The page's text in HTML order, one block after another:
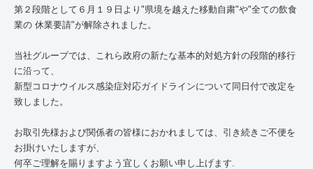
第２段階として６月１９日より"県境を越えた移動自粛"や"全ての飲食
業の 休業要請"が解除されました。
当社グループでは、これら政府の新たな基本的対処方針の段階的移行
に沿って、
新型コロナウイルス感染症対応ガイドラインについて同日付で改定を
致しました。
お取引先様および関係者の皆様におかれましては、引き続きご不便を
お掛けいたしますが、
何卒ご理解を賜りますよう宜しくお願い申し上げます.